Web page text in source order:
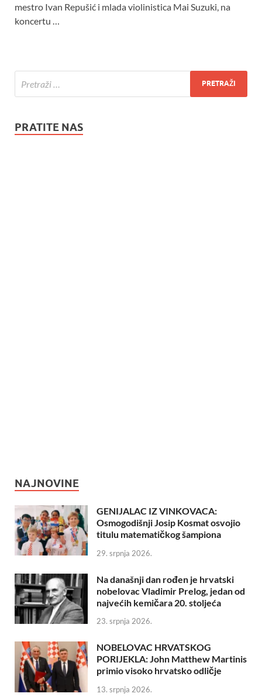
mestro Ivan Repušić i mlada violinistica Mai Suzuki, na
koncertu …
PRATITE NAS
NAJNOVINE
GENIJALAC IZ VINKOVACA:
Osmogodišnji Josip Kosmat osvojio
titulu matematičkog šampiona
29. srpnja 2026.
Na današnji dan rođen je hrvatski
nobelovac Vladimir Prelog, jedan od
najvećih kemičara 20. stoljeća
23. srpnja 2026.
NOBELOVAC HRVATSKOG
PORIJEKLA: John Matthew Martinis
primio visoko hrvatsko odličje
13. srpnja 2026.